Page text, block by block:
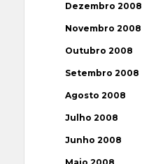
Dezembro 2008
Novembro 2008
Outubro 2008
Setembro 2008
Agosto 2008
Julho 2008
Junho 2008